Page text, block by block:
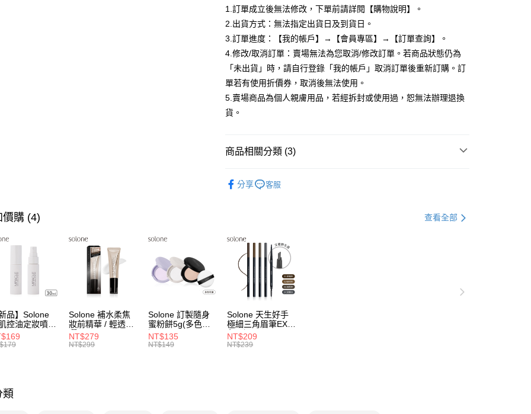
全盈+PAY
大哥付你分期
相關說明
【大哥付你分期使用說明】
1.本服務由台灣大哥大提供，台灣大哥大用戶可立即使用無須另外申請。
2.付款方式選擇「大哥付你分期」，訂單成立後會自動跳轉到大哥付的交易
流程，驗證手機門號後，選擇欲分期的期數、繳款截止日，確認付款後即
4.訂單成立30分鐘內，如未前往確認交易或遇審核未通過，訂單將自動取
【繳款方式說明】
2.透過簡訊連結打開帳單後，可選擇「超商條碼／台灣大直營門市／銀行轉
【注意事項】
1.本服務係由「台灣大哥大股份有限公司」（以下簡稱本公司）所提供，讓
用戶於交易時，得透過本服務購買商品或服務，並由商店將買賣／分期付
款買賣價金債權讓與本公司後，依約使用本公司帳單繳交帳款。
2.基於同意付款使用「大哥付你分期」之契約關係目的，商店將以您的個人
資料（包含姓名、電話或地址）提供予台灣大哥大進項蒐集、處理及利
用，由本公司與您本人進行分期帳單所需資料之確認、核對及更正。
3.完整用戶服務條款，請詳閱以下連結：
AFTEE先享後付
相關說明
１．簡單：不需註冊會員、不需綁卡、不需儲值。
３．收到繳費通知簡訊後14天內，點擊此簡訊中的連結，可透過四大超商
／ATM／網路銀行／等多元方式進行付款，方視為交易完成。
※ 請注意：結帳手續完成當下不需立刻繳費，但若您需要取消訂單，請聯
絡購買商品的店家。未經商家同意取消之訂單仍視為有效，需透過AFTEE
先享後付繳納相關費用。
※ 交易是否成功請以「AFTEE先享後付 」之結帳頁面顯示為準，若有關於
是否繳費成功／繳費後需取消欲退款等相關疑問，請聯繫「AFTEE先享後
付客戶支援中心」https://netprotections.freshdesk.com/support/home
【注意事項】
１．透過由恩沛科技股份有限公司提供之「AFTEE先享後付」服務完成之
全家付款取貨
每筆NT$80，滿NT$699(含以上)免運費
7-11付款取貨
每筆NT$80，滿NT$699(含以上)免運費
每筆NT$80，滿NT$699(含以上)免運費
宅配
1.訂單成立後無法修改，下單前請詳閱【購物說明】。
2.出貨方式：無法指定出貨日及到貨日。
3.訂單進度：【我的帳戶】→【會員專區】→【訂單查詢】。
4.修改/取消訂單：賣場無法為您取消/修改訂單。若商品狀態仍為
「未出貨」時，請自行登錄「我的帳戶」取消訂單後重新訂購。訂
單若有使用折價券，取消後無法使用。
5.賣場商品為個人親膚用品，若經拆封或使用過，恕無法辦理退換
貨。
商品相關分類 (3)
分享 客服
價購 (4) 查看全部
品】Solone
控油定妝噴霧
Solone 補水柔焦
妝前精華 / 輕透防
曬
SPF40★★★★(3
NT$279
NT$299
Solone 訂製隨身
蜜粉餅5g(多色可
選)
NT$135
NT$149
Solone 天生好手
極細三角眉筆EX(4
色可選)
NT$209
NT$239
類